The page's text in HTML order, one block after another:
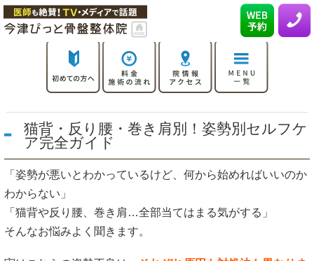
猫背・反り腰・巻き肩別！姿勢別セルフケ
ア完全ガイド
「姿勢が悪いとわかっているけど、何から始めればいいのか
わからない」
「猫背や反り腰、巻き肩…全部当てはまる気がする」
そんなお悩みよく聞きます。